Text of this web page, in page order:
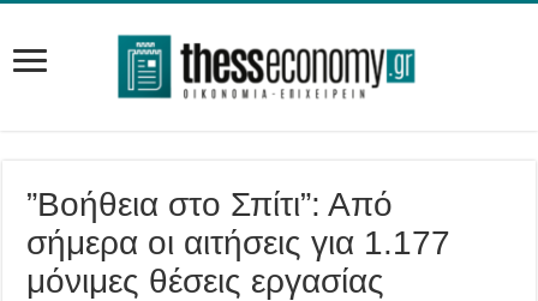
”Βοήθεια στο Σπίτι”: Από
σήμερα οι αιτήσεις για 1.177
μόνιμες θέσεις εργασίας